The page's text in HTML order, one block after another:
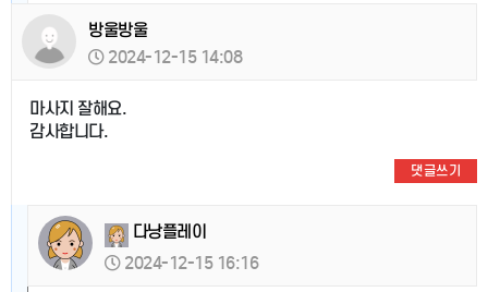
방울방울
2024-12-15 14:08
마사지 잘해요.
감사합니다.
댓글쓰기
다낭플레이
2024-12-15 16:16